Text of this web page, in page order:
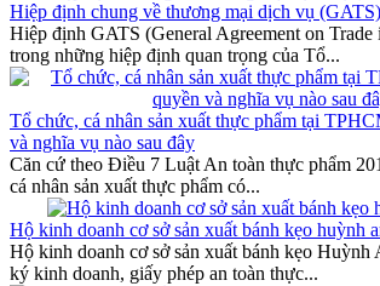
Hiệp định chung về thương mại dịch vụ
Hiệp định GATS (General Agreement on Trade
trong những hiệp định quan trọng của Tổ...
Tổ chức, cá nhân sản xuất thực phẩm tại
và nghĩa vụ nào sau đây
Căn cứ theo Điều 7 Luật An toàn thực phẩm
cá nhân sản xuất thực phẩm có...
Hộ kinh doanh cơ sở sản xuất bánh kẹo huỳnh
Hộ kinh doanh cơ sở sản xuất bánh kẹo Huỳnh
ký kinh doanh, giấy phép an toàn thực...